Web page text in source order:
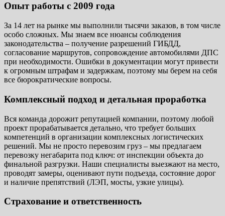
Опыт работы с 2009 года
За 14 лет на рынке мы выполнили тысячи заказов, в том числе
особо сложных. Мы знаем все нюансы соблюдения
законодательства – получение разрешений ГИБДД,
согласование маршрутов, сопровождение автомобилями ДПС
при необходимости. Ошибки в документации могут привести
к огромным штрафам и задержкам, поэтому мы берем на себя
все бюрократические вопросы.
Комплексный подход и детальная проработка
Вся команда дорожит репутацией компании, поэтому любой
проект прорабатывается детально, что требует больших
компетенций в организации комплексных логистических
решений. Мы не просто перевозим груз – мы предлагаем
перевозку негабарита под ключ: от инспекции объекта до
финальной разгрузки. Наши специалисты выезжают на место,
проводят замеры, оценивают пути подъезда, состояние дорог
и наличие препятствий (ЛЭП, мосты, узкие улицы).
Страхование и ответственность